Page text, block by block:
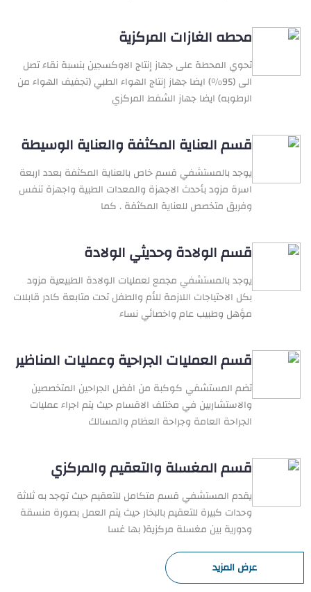
محطه الغازات المركزية
تحوي المحطة على جهاز إنتاج الاوكسجين بنسبة نقاء تصل
الى (95%) ايضا جهاز إنتاج الهواء الطبي (تجفيف الهواء من
الرطوبه) ايضا جهاز الشفط المركزي
قسم العناية المكثفة والعناية الوسيطة
يوجد بالمستشفي قسم خاص بالعناية المكثفة بعدد اربعة
اسرة مزود بأحدث الاجهزة والمعدات الطبية واجهزة تنفس
وفريق متخصص للعناية المكثفة . كما
قسم الولادة وحديثي الولادة
يوجد بالمستشفي مجمع لعمليات الولادة الطبيعية مزود
بكل الاحتياجات اللازمة للأم والطفل تحت متابعة كادر قابلات
مؤهل وطبيب عام واخصائي نساء
قسم العمليات الجراحية وعمليات المناظير
تضم المستشفي كوكبة من افضل الجراحين المتخصصين
والاستشاريين في مختلف الاقسام حيث يتم اجراء عمليات
الجراحة العامة وجراحة العظام والمسالك
قسم المغسلة والتعقيم والمركزي
يقدم المستشفي قسم متكامل للتعقيم حيث توجد به ثلاثة
وحدات كبيرة للتعقيم بالبخار حيث يتم العمل بصورة منسقة
ودورية بين مغسلة مركزية( بها غسا
عرض المزيد